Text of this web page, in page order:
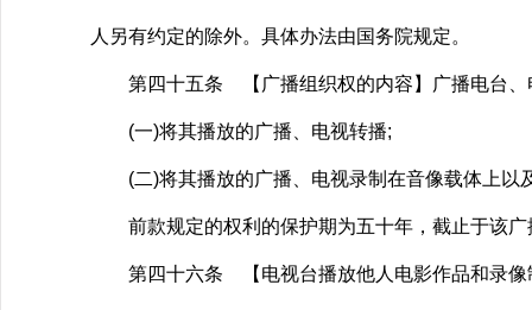
人另有约定的除外。具体办法由国务院规定。
第四十五条 【广播组织权的内容】广播电台、
(一)将其播放的广播、电视转播;
(二)将其播放的广播、电视录制在音像载体上以
前款规定的权利的保护期为五十年，截止于该广
第四十六条 【电视台播放他人电影作品和录像